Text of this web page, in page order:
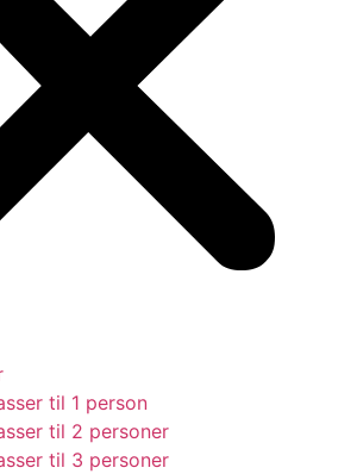
til 1 person
til 2 personer
til 3 personer